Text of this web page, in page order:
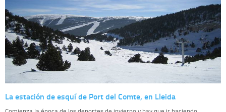
La estación de esquí de Port del Comte, en Lleida